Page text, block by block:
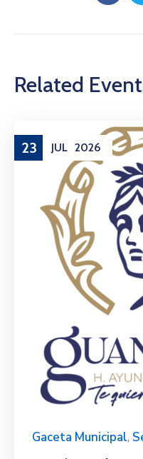
Related
23 JUL 2026
Gaceta Municipal,